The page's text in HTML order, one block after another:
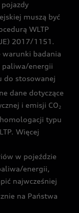
muszą być
WLTP
2017/1151.
warunki badania
paliwa/energii
do stosowanej
dane dotyczące
i emisji CO2
typu
Więcej
w pojeździe
energii,
najwcześniej
na Państwa